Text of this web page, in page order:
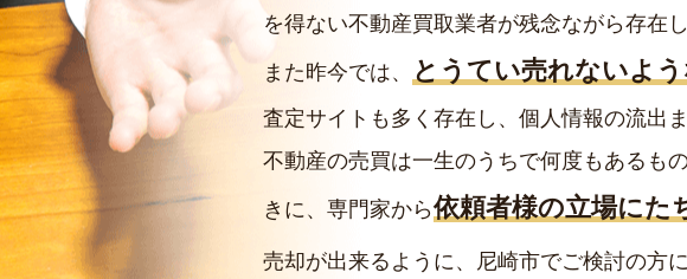
を得ない不動産買取業者が残念ながら存在し
また昨今では、 とうてい売れないよ
査定サイトも多く存在し、個人情報の流出
不動産の売買は一生のうちで何度もあるも
きに、専門家から依頼者様の立場にた
売却が出来るように、尼崎市でご検討の方に